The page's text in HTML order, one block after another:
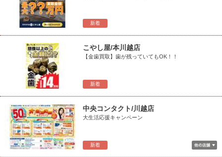
新着
新着
こやし屋/本川越店
【金歯買取】歯が残っていてもOK！！
新着
中央コンタクト/川越店
大生活応援キャンペーン